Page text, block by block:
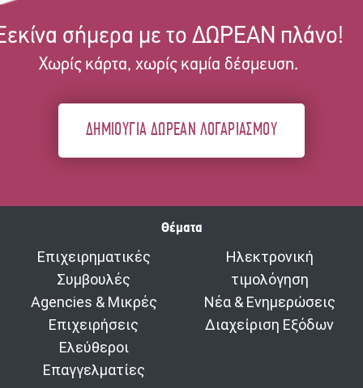
σήμερα με το ΔΩΡΕΑΝ πλάνο!
Χωρίς κάρτα, χωρίς καμία δέσμευση.
ΔΗΜΙΟΥΓΙΑ ΔΩΡΕΑΝ ΛΟΓΑΡΙΑΣΜΟΥ
Θέματα
Επιχειρηματικές
Συμβουλές
Agencies & Μικρές
Επιχειρήσεις
Ελεύθεροι
Επαγγελματίες
Ηλεκτρονική
τιμολόγηση
Νέα & Ενημερώσεις
Διαχείριση Εξόδων